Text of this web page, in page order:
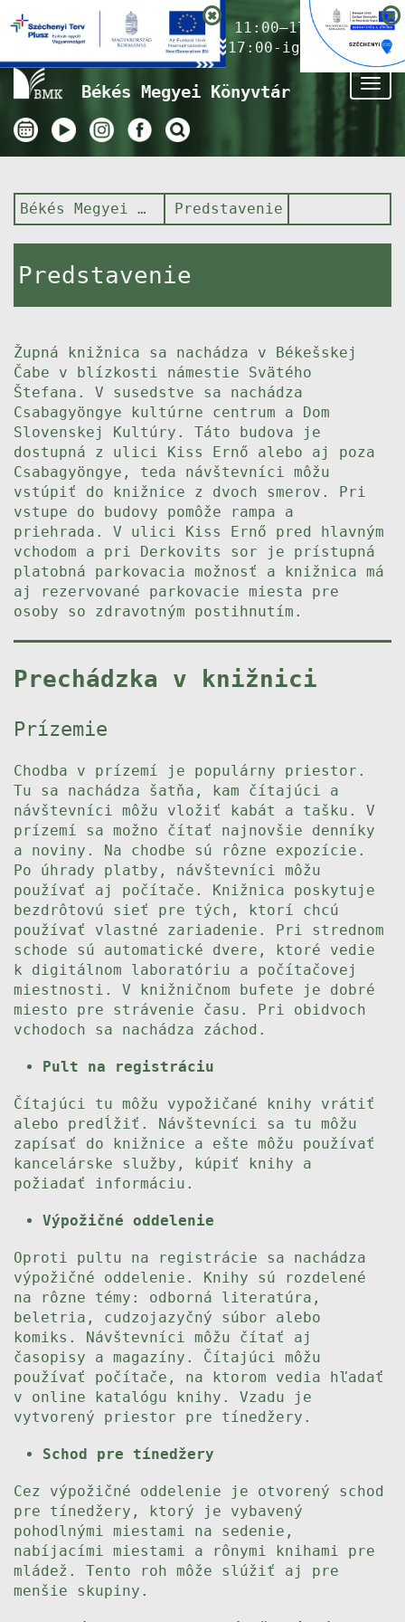
Nyitvatartás ma:11:00–17:00
(Gyermekkönyvtár 17:00-ig)
Békés Megyei Könyvtár
Békés Megyei Könyvtár Predstavenie
Predstavenie
Župná knižnica sa nachádza v Békešskej
Čabe v blízkosti námestie Svätého
Štefana. V susedstve sa nachádza
Csabagyöngye kultúrne centrum a Dom
Slovenskej Kultúry. Táto budova je
dostupná z ulici Kiss Ernő alebo aj poza
Csabagyöngye, teda návštevníci môžu
vstúpiť do knižnice z dvoch smerov. Pri
vstupe do budovy pomôže rampa a
priehrada. V ulici Kiss Ernő pred hlavným
vchodom a pri Derkovits sor je prístupná
platobná parkovacia možnosť a knižnica má
aj rezervované parkovacie miesta pre
osoby so zdravotným postihnutím.
Prechádzka v knižnici
Prízemie
Chodba v prízemí je populárny priestor.
Tu sa nachádza šatňa, kam čítajúci a
návštevníci môžu vložiť kabát a tašku. V
prízemí sa možno čítať najnovšie denníky
a noviny. Na chodbe sú rôzne expozície.
Po úhrady platby, návštevníci môžu
používať aj počítače. Knižnica poskytuje
bezdrôtovú sieť pre tých, ktorí chcú
používať vlastné zariadenie. Pri strednom
schode sú automatické dvere, ktoré vedie
k digitálnom laboratóriu a počítačovej
miestnosti. V knižničnom bufete je dobré
miesto pre strávenie času. Pri obidvoch
vchodoch sa nachádza záchod.
Pult na registráciu
Čítajúci tu môžu vypožičané knihy vrátiť
alebo predĺžiť. Návštevníci sa tu môžu
zapísať do knižnice a ešte môžu používať
kancelárske služby, kúpiť knihy a
požiadať informáciu.
Výpožičné oddelenie
Oproti pultu na registrácie sa nachádza
výpožičné oddelenie. Knihy sú rozdelené
na rôzne témy: odborná literatúra,
beletria, cudzojazyčný súbor alebo
komiks. Návštevníci môžu čítať aj
časopisy a magazíny. Čítajúci môžu
používať počítače, na ktorom vedia hľadať
v online katalógu knihy. Vzadu je
vytvorený priestor pre tínedžery.
Schod pre tínedžery
Cez výpožičné oddelenie je otvorený schod
pre tínedžery, ktorý je vybavený
pohodlnými miestami na sedenie,
nabíjacími miestami a rônymi knihami pre
mládež. Tento roh môže slúžiť aj pre
menšie skupiny.